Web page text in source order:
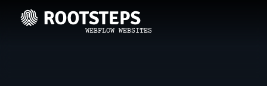
WEBFLOW WEBSITES